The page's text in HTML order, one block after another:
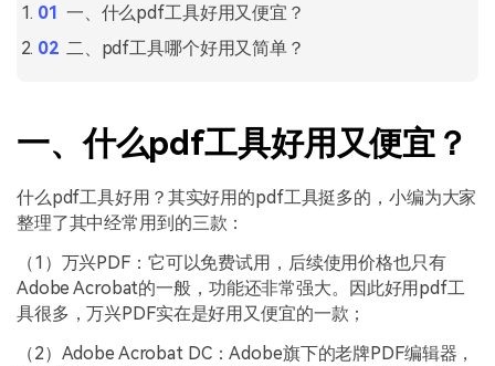
PDF页面调整
PDF OCR
03.编辑PDF
一、什么pdf工具好用又便宜？
二、pdf工具哪个好用又简单？
一、什么pdf工具好用又便宜？
什么pdf工具好用？其实好用的pdf工具挺多的，小编为大家
整理了其中经常用到的三款：
（1）万兴PDF：它可以免费试用，后续使用价格也只有
Adobe Acrobat的一般，功能还非常强大。因此好用pdf工
具很多，万兴PDF实在是好用又便宜的一款；
（2）Adobe Acrobat DC：Adobe旗下的老牌PDF编辑器，